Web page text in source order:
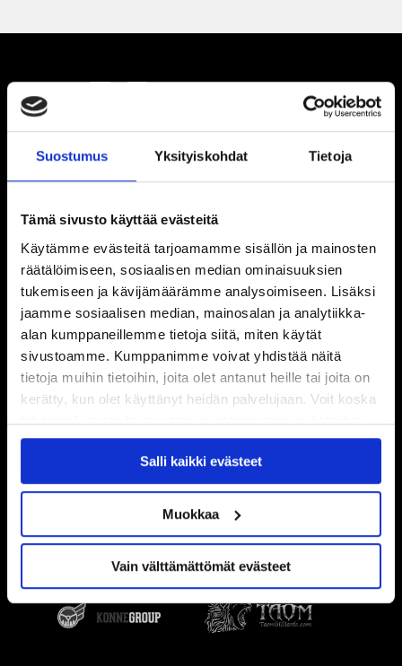
Suostumus Yksityiskohdat Tietoja
Tämä sivusto käyttää evästeitä
Käytämme evästeitä tarjoamamme sisällön ja mainosten
räätälöimiseen, sosiaalisen median ominaisuuksien
tukemiseen ja kävijämäärämme analysoimiseen. Lisäksi
jaamme sosiaalisen median, mainosalan ja analytiikka-
alan kumppaneillemme tietoja siitä, miten käytät
sivustoamme. Kumppanimme voivat yhdistää näitä
tietoja muihin tietoihin, joita olet antanut heille tai joita on
kerätty, kun olet käyttänyt heidän palvelujaan. Voit koska
tahansa kumota tai muuttaa suostumustasi evästeiden
käytöstäEvästeet-sivultamme.
Salli kaikki evästeet
Muokkaa
Vain välttämättömät evästeet